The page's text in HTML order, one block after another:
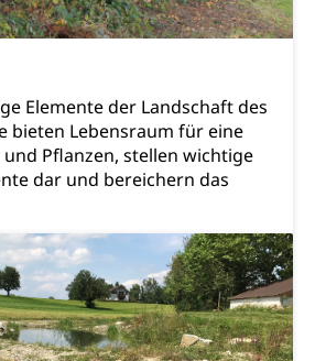
Elemente der Landschaft des
bieten Lebensraum für eine
Pflanzen, stellen wichtige
dar und bereichern das
bestellen
Identitätskarte
(Führerausweis,
Bürgerrecht, Erwerb des
des Bürgerrechts,
Einbürgerungen
Geburtsanzeige
(WAS Luzern)
/ Geburt (gruezi.lu.ch)
Jugendschutz
und Jugendförderung
Gesundheit
Pflege, Spitex